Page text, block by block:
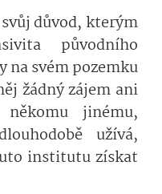
důvod, kterým
původního
na svém pozemku
žádný zájem ani
jinému,
užívá,
institutu získat